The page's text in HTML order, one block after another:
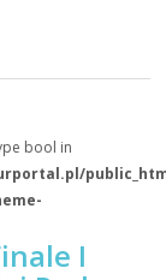
bool in
I